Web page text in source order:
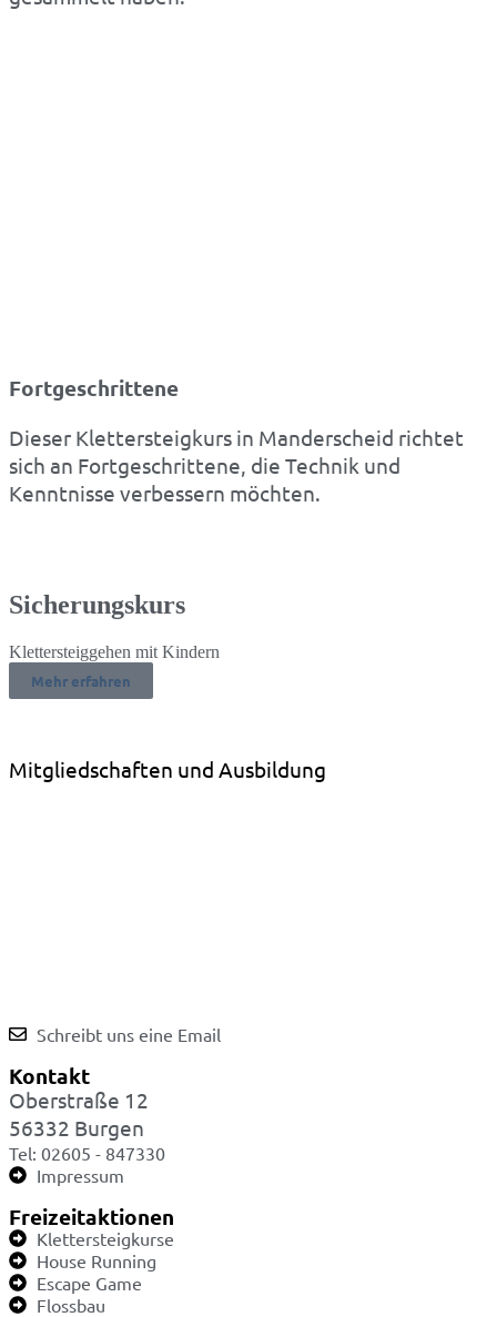
Fortgeschrittene
Dieser Klettersteigkurs in Manderscheid richtet
sich an Fortgeschrittene, die Technik und
Kenntnisse verbessern möchten.
Sicherungskurs
Klettersteiggehen mit Kindern
Mehr erfahren
Mitgliedschaften und Ausbildung
Schreibt uns eine Email
Kontakt
Oberstraße 12
56332 Burgen
Tel: 02605 - 847330
Impressum
Freizeitaktionen
Klettersteigkurse
House Running
Escape Game
Flossbau